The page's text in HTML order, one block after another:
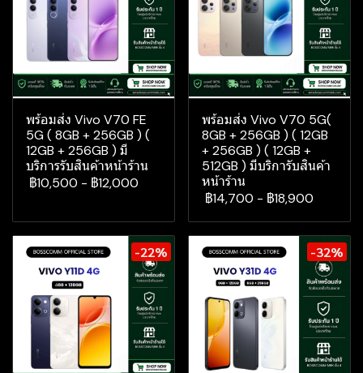
พร้อมส่ง Vivo V70 FE
5G ( 8GB + 256GB ) (
12GB + 256GB ) มี
บริการรับสินค้าหน้าร้าน
฿10,500 - ฿12,000
พร้อมส่ง Vivo V70 5G(
8GB + 256GB ) ( 12GB
+ 256GB ) ( 12GB +
512GB ) มีบริการับสินค้า
หน้าร้าน
฿14,700 - ฿18,900
-22% -32%